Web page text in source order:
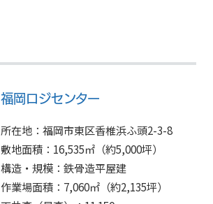
福岡ロジセンター
所在地：福岡市東区⾹椎浜ふ頭2-3-8
敷地⾯積：16,535㎡（約5,000坪）
構造・規模：鉄⾻造平屋建
作業場⾯積：7,060㎡（約2,135坪）